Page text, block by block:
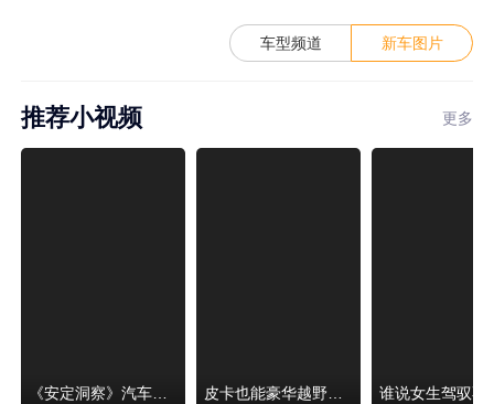
车型频道 新车图片
推荐小视频 更多
《安定洞察》汽车烧不烧油，和石油安全无关！ 皮卡也能豪华越野！纵横F700上市，限时卖29.99万起